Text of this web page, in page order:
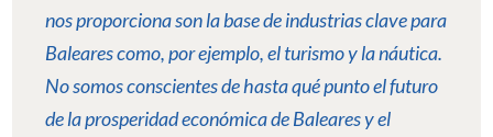
nos proporciona son la base de industrias clave para
Baleares como, por ejemplo, el turismo y la náutica.
No somos conscientes de hasta qué punto el futuro
de la prosperidad económica de Baleares y el